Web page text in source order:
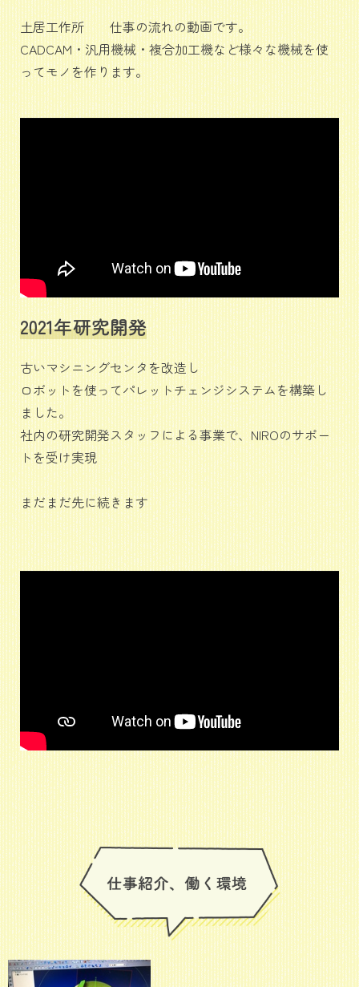
土居工作所 仕事の流れの動画です。
CADCAM・汎用機械・複合加工機など様々な機械を使
ってモノを作ります。
2021年研究開発
古いマシニングセンタを改造し
ロボットを使ってパレットチェンジシステムを構築し
ました。
社内の研究開発スタッフによる事業で、NIROのサポー
トを受け実現
まだまだ先に続きます